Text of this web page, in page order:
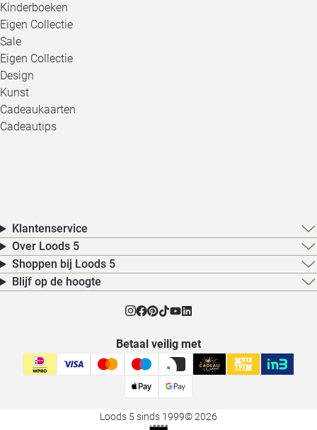
Kinderboeken
Eigen Collectie
Sale
Eigen Collectie
Design
Kunst
Cadeaukaarten
Cadeautips
Klantenservice
Over Loods 5
Shoppen bij Loods 5
Blijf op de hoogte
Betaal veilig met
Loods 5 sinds 1999© 2026